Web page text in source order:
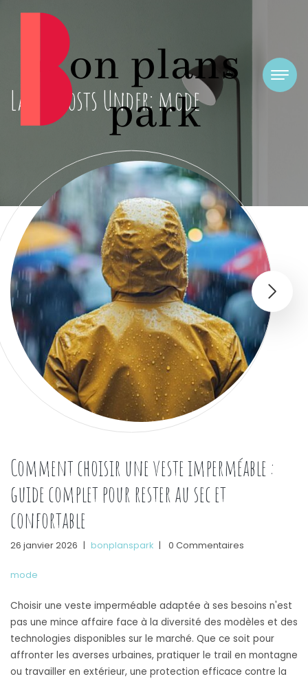
Latest Posts Under: mode
Comment choisir une veste imperméable :
guide complet pour rester au sec et
confortable
26 janvier 2026 bonplanspark 0 Commentaires
mode
Choisir une veste imperméable adaptée à ses besoins n'est
pas une mince affaire face à la diversité des modèles et des
technologies disponibles sur le marché. Que ce soit pour
affronter les averses urbaines, pratiquer le trail en montagne
ou travailler en extérieur, une protection efficace contre la